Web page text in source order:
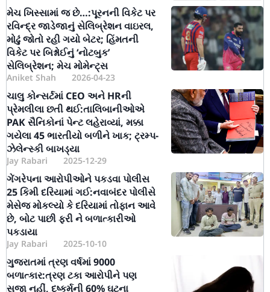
મેચ ખિસ્સામાં જ છે…:પૂરનની વિકેટ પર
રવિન્દ્ર જાડેજાનું સેલિબ્રેશન વાઇરલ,
મોઢું જોતો રહી ગયો બેટર; હિંમતની
વિકેટ પર બિશ્નોઈનું ‘નોટબુક’
સેલિબ્રેશન; મેચ મોમેન્ટ્સ
Aniket Shah 2026-04-23
ચાલુ કોન્સર્ટમાં CEO અને HRની
પ્રેમલીલા છતી થઈ:તાલિબાનીઓએ
PAK સૈનિકોનાં પેન્ટ લહેરાવ્યાં, મક્કા
ગયેલા 45 ભારતીયો બળીને ખાક; ટ્રમ્પ-
ઝેલેન્સ્કી બાખડ્યા
Jay Rabari 2025-12-29
ગેંગરેપના આરોપીઓને પકડવા પોલીસ
25 કિમી દરિયામાં ગઈ:નવાબંદર પોલીસે
મેસેજ મોકલ્યો કે દરિયામાં તોફાન આવે
છે, બોટ પાછી ફરી ને બળાત્કારીઓ
પકડાયા
Jay Rabari 2025-10-10
ગુજરાતમાં ત્રણ વર્ષમાં 9000
બળાત્કાર:ત્રણ ટકા આરોપીને પણ
સજા નહીં, દુષ્કર્મની 60% ઘટના